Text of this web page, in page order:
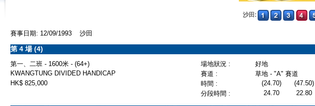
沙田:
賽事日期: 12/09/1993 沙田
第 4 場 (4)
第一、二班 - 1600米 - (64+) 場地狀況 :
好地
KWANGTUNG DIVIDED HANDICAP
賽道 :
草地 - "A" 賽道
HK$ 825,000
時間 : (24.70) (47.50)
分段時間 :
24.70 22.80